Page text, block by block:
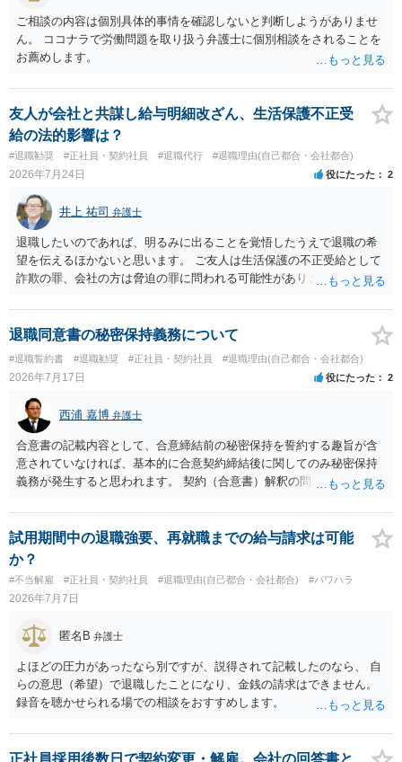
ご相談の内容は個別具体的事情を確認しないと判断しようがありませ
ん。 ココナラで労働問題を取り扱う弁護士に個別相談をされることを
お薦めします。
友人が会社と共謀し給与明細改ざん、生活保護不正受
給の法的影響は？
#退職勧奨 #正社員・契約社員 #退職代行 #退職理由(自己都合・会社都合)
2026年7月24日 役にたった 2
井上 祐司 弁護士
退職したいのであれば、明るみに出ることを覚悟したうえで退職の希
望を伝えるほかないと思います。 ご友人は生活保護の不正受給として
詐欺の罪、会社の方は脅迫の罪に問われる可能性がありますが、感覚
うかはケースバイケースです。
退職同意書の秘密保持義務について
#退職誓約書 #退職勧奨 #正社員・契約社員 #退職理由(自己都合・会社都合)
2026年7月17日 役にたった 2
西浦 嘉博 弁護士
合意書の記載内容として、合意締結前の秘密保持を誓約する趣旨が含
意されていなければ、基本的に合意契約締結後に関してのみ秘密保持
義務が発生すると思われます。 契約（合意書）解釈の問題ですので、
場合、最寄りの法律事務所で相談されることを検討ください。
試用期間中の退職強要、再就職までの給与請求は可能
か？
#不当解雇 #正社員・契約社員 #退職理由(自己都合・会社都合) #パワハラ
2026年7月7日
匿名B 弁護士
よほどの圧力があったなら別ですが、説得されて記載したのなら、 自
らの意思（希望）で退職したことになり、金銭の請求はできません。
録音を聴かせられる場での相談をおすすめします。
正社員採用後数日で契約変更・解雇。会社の回答書と